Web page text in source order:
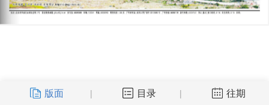
版面 | 目录 | 往期